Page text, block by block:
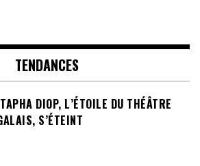
TENDANCES
DIOP, L’ÉTOILE DU THÉÂTRE
S’ÉTEINT